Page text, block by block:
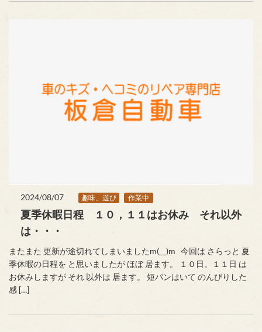
2024/08/07 趣味、遊び 作業中
夏季休暇日程 １０，１１はお休み それ以外
は・・・
またまた 更新が途切れてしまいましたm(__)m 今回は さらっと 夏
季休暇の日程を と思いましたが ほぼ 居ます。 １０日。１１日 は
お休みしますが それ 以外は 居ます。 短パンはいて のんびりした
感 […]